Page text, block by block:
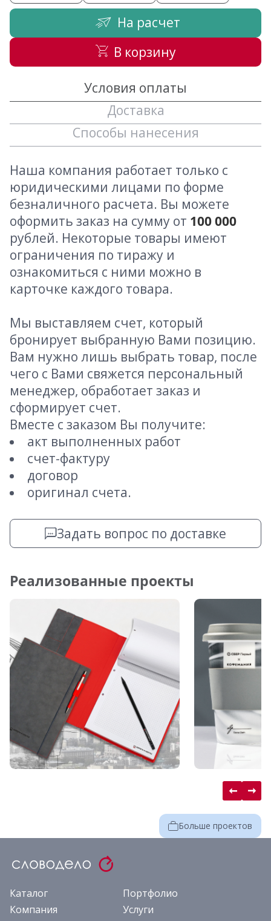
На расчет
В корзину
Условия оплаты
Доставка
Способы нанесения
Наша компания работает только с
юридическими лицами по форме
безналичного расчета. Вы можете
оформить заказ на сумму от 100 000
рублей. Некоторые товары имеют
ограничения по тиражу и
ознакомиться с ними можно в
карточке каждого товара.
Мы выставляем счет, который
бронирует выбранную Вами позицию.
Вам нужно лишь выбрать товар, после
чего с Вами свяжется персональный
менеджер, обработает заказ и
сформирует счет.
Вместе с заказом Вы получите:
акт выполненных работ
счет-фактуру
договор
оригинал счета.
Задать вопрос по доставке
Реализованные проекты
Больше проектов
Каталог
Портфолио
Компания
Услуги